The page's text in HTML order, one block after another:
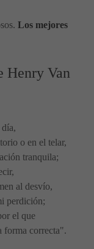
Los mejores
Henry Van
o en el telar,
tranquila;
al desvío,
perdición;
el que
forma correcta".